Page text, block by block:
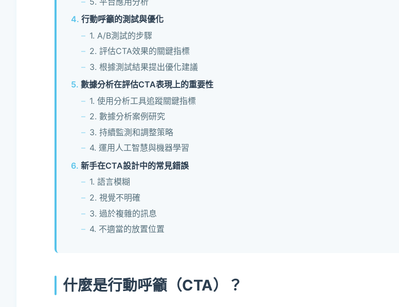
行動呼籲的測試與優化
1. A/B測試的步驟
2. 評估CTA效果的關鍵指標
3. 根據測試結果提出優化建議
數據分析在評估CTA表現上的重要性
1. 使用分析工具追蹤關鍵指標
2. 數據分析案例研究
3. 持續監測和調整策略
4. 運用人工智慧與機器學習
新手在CTA設計中的常見錯誤
1. 語言模糊
2. 視覺不明確
3. 過於複雜的訊息
4. 不適當的放置位置
什麼是行動呼籲（CTA）？